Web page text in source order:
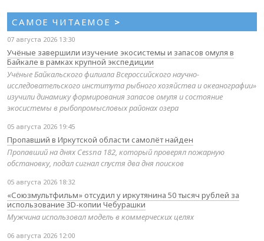
САМОЕ ЧИТАЕМОЕ >
07 августа 2026 13:30
Учёные завершили изучение экосистемы и запасов омуля в
Байкале в рамках крупной экспедиции
Учёные Байкальского филиала Всероссийского научно-
исследовательского института рыбного хозяйства и океанографии»
изучили динамику формирования запасов омуля и состояние
экосистемы в рыбопромысловых районах озера
05 августа 2026 19:45
Пропавший в Иркутской области самолёт найден
Пропавший на днях Cessna 182, который проверял пожарную
обстановку, подал сигнал спустя два дня поисков
05 августа 2026 18:32
«Союзмультфильм» отсудил у иркутянина 50 тысяч рублей за
использование 3D-копии Чебурашки
Мужчина использовал модель в коммерческих целях
06 августа 2026 12:00